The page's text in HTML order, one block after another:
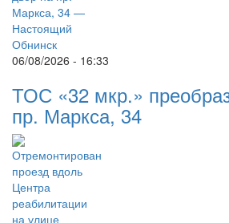
06/08/2026 - 16:33
ТОС «32 мкр.»
пр. Маркса, 34